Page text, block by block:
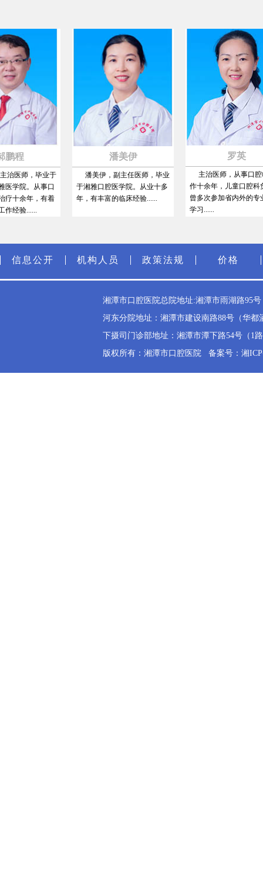
程
医师，毕业于
学院。从事口
十余年，有着
经验......
潘美伊
潘美伊，副主任医师，毕业
于湘雅口腔医学院。从业十多
年，有丰富的临床经验......
罗英
主治医师，从事口腔临
作十余年，儿童口腔科负
曾多次参加省内外的专业
学习......
信息公开 机构人员 政策法规 价格
湘潭市口腔医院总院地址:湘潭市雨湖路95
河东分院地址：湘潭市建设南路88号（华都
下摄司门诊部地址：湘潭市潭下路54号（1
版权所有：湘潭市口腔医院 备案号：湘